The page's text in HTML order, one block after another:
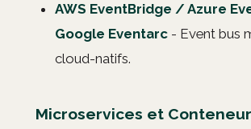
AWS EventBridge / Azure
Google Eventarc - Event bus
cloud-natifs.
Microservices et